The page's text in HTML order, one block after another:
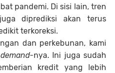
pandemi. Di sisi lain, tren
diprediksi akan terus
terkoreksi.
dan perkebunan, kami
demand-nya. Ini juga sudah
kredit yang lebih